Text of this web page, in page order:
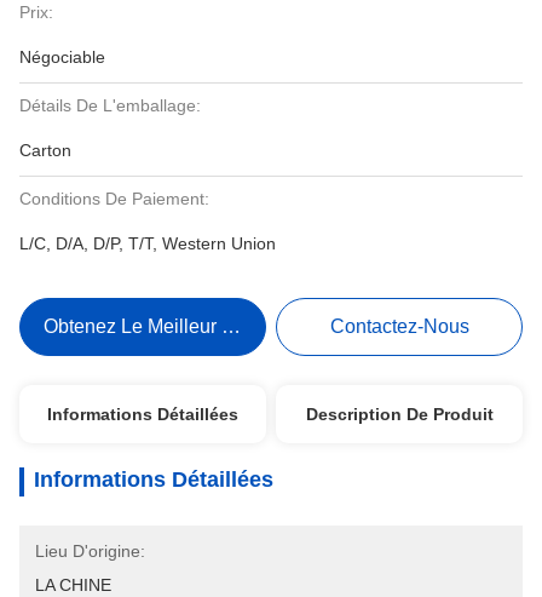
Prix:
Négociable
Détails De L'emballage:
Carton
Conditions De Paiement:
L/C, D/A, D/P, T/T, Western Union
Obtenez Le Meilleur Prix Contactez-Nous
Informations Détaillées Description De Produit
Informations Détaillées
Lieu D'origine:
LA CHINE